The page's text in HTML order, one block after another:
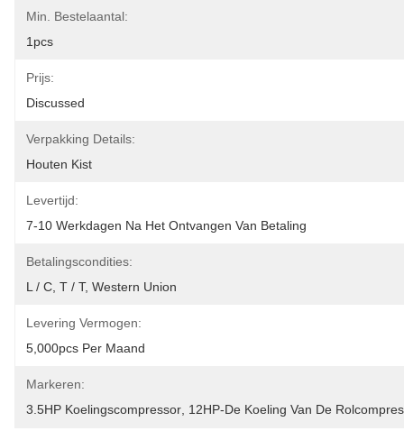
Min. Bestelaantal:
1pcs
Prijs:
Discussed
Verpakking Details:
Houten Kist
Levertijd:
7-10 Werkdagen Na Het Ontvangen Van Betaling
Betalingscondities:
L / C, T / T, Western Union
Levering Vermogen:
5,000pcs Per Maand
Markeren:
3.5HP Koelingscompressor 12HP-De Koeling Van De